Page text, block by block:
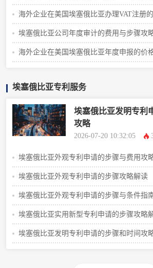
海外企业在美国埃塞俄比亚办理VAT注册
埃塞俄比亚公司年度审计的费用与步骤攻
海外企业在美国埃塞俄比亚年度申报的价
埃塞俄比亚专利服务
埃塞俄比亚发明专利
攻略
2026-07-20 10:32:05
埃塞俄比亚外观专利申请的步骤与费用攻
埃塞俄比亚外观专利申请的步骤攻略解读
埃塞俄比亚外观专利申请的步骤与条件指
埃塞俄比亚实用新型专利申请的步骤攻略
埃塞俄比亚发明专利申请的步骤和时间攻